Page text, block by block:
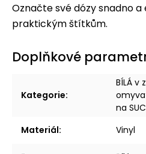
Označte své dózy snadno
praktickým štítkům.
Doplňkové
Kategorie:
BÍLÁ v
na
Materiál: Vinyl